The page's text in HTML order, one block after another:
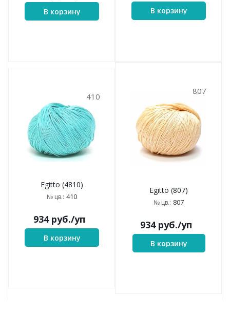
В корзину В корзину
410
Egitto (4810)
№ цв.: 410
934руб./уп
В корзину
807
Egitto (807)
№ цв.: 807
934руб./уп
В корзину